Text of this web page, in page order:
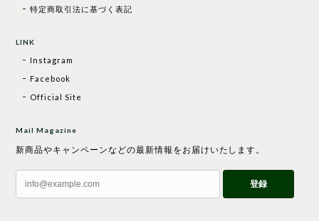
特定商取引法に基づく表記
LINK
Instagram
Facebook
Official Site
Mail Magazine
新商品やキャンペーンなどの最新情報をお届けいたします。
登録